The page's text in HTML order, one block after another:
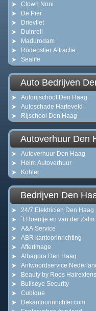
Clown Noni
De Pier
Drievliet
Duinrell
Madurodam
Rodeostier Attractie
Sealife
Auto Bedrijven
Autorijschool Den Haag
Autoschade Harteveld
Rijschool Den Haag
Autoverhuur Den
Autoverhuur Den Haag
Helm Autoverhuur
Kohler
Bedrijven Den
24/7 Elektricien Den Haag
`t Hoentje en van der Zalm
A&A Service
ABR kantoorinrichting
AfterImage
Albagora Den Haag
Antwoordservice
Beauty by Roos
Bullseye Security
Cubique
Dekantoorinrichter.com